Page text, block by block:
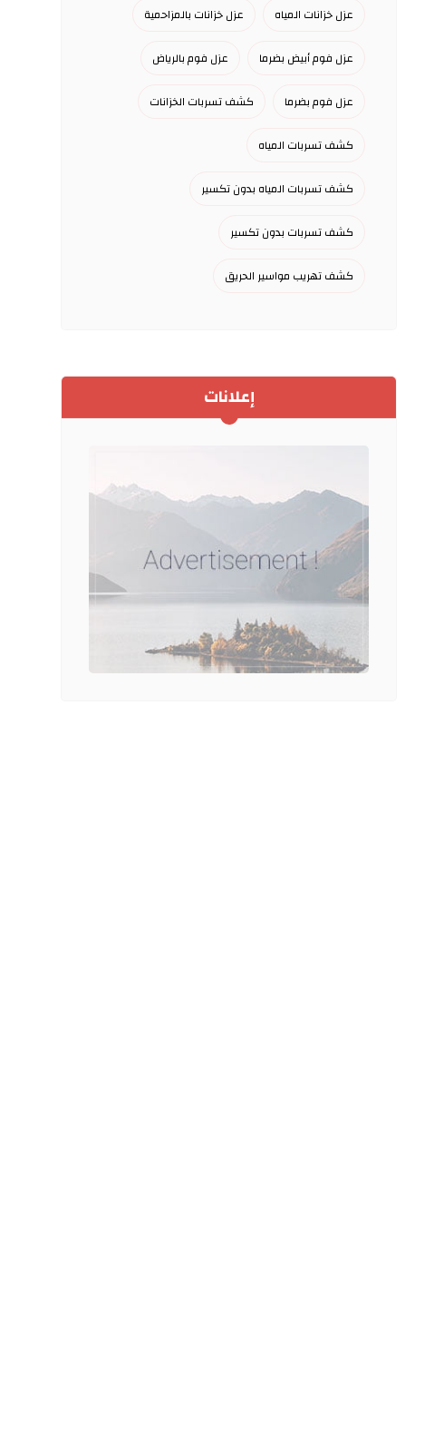
عزل خزانات المياه عزل خزانات بالمزاحمية
عزل فوم أبيض بضرما عزل فوم بالرياض
عزل فوم بضرما كشف تسربات الخزانات
كشف تسربات المياه
كشف تسربات المياه بدون تكسير
كشف تسربات بدون تكسير
كشف تهريب مواسير الحريق
إعلانات